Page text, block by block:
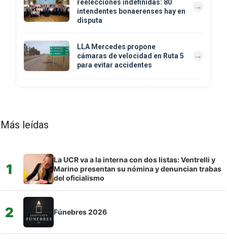
reelecciones indefinidas: 80
intendentes bonaerenses hay en
disputa
LLA Mercedes propone
cámaras de velocidad en Ruta 5
para evitar accidentes
Más leídas
1
La UCR va a la interna con dos listas: Ventrelli y
Marino presentan su nómina y denuncian trabas
del oficialismo
2 Fúnebres 2026